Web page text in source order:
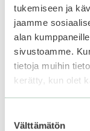
tukemiseen ja
jaamme
alan
sivustoamme.
tietoja muihin
kerätty, kun olet
valinta
Välttämätön